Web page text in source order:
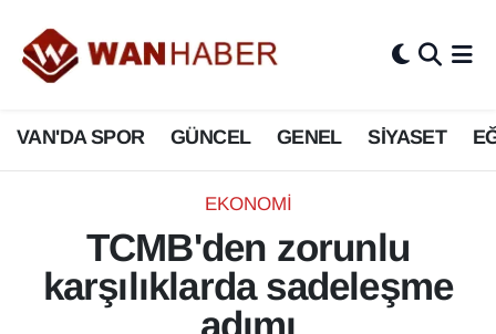
VAN'DA SPOR GÜNCEL GENEL SİYASET
EKONOMİ
TCMB'den zorunlu
karşılıklarda sadeleşme
adımı
3.SAYFA
ASAYİŞ
BİLİM VE TEKNOLOJİ
Biyografi
Bölge Haberleri
Van Nöbetçi Eczaneler
Van Hava Durumu
Van Namaz Vakitleri
Van Trafik Yoğunluk Haritası
Süper Lig Puan Durumu ve Fikstür